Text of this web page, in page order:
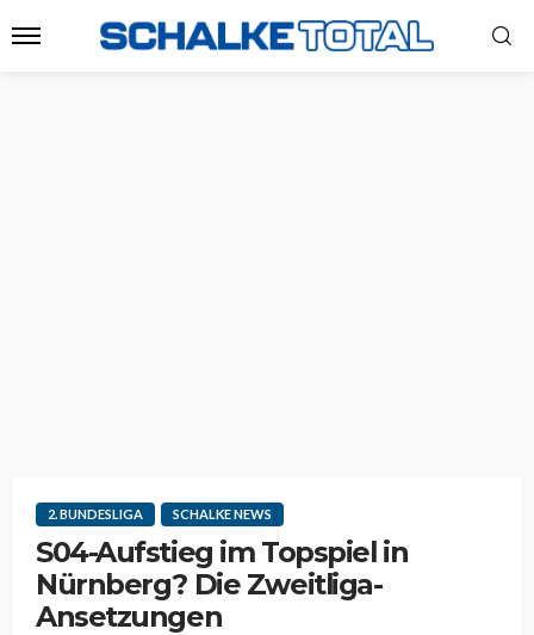
2. BUNDESLIGA SCHALKE NEWS
S04-Aufstieg im Topspiel in
Nürnberg? Die Zweitliga-
Ansetzungen